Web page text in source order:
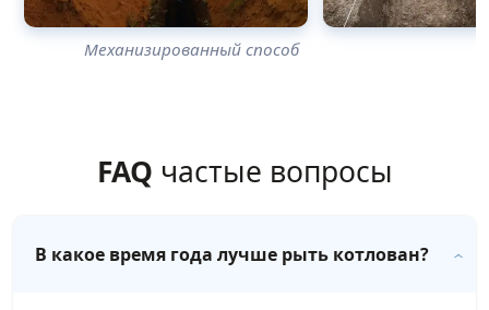
Механизированный способ
FAQ частые вопросы
В какое время года лучше рыть котлован?